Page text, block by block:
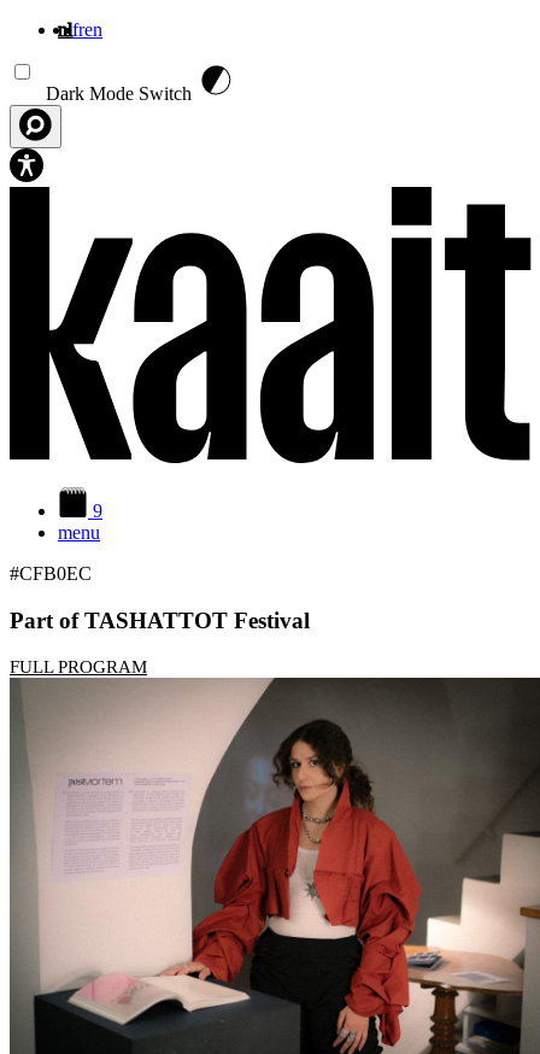
nlfren
Dark Mode Switch
9
menu
#CFB0EC
Part of TASHATTOT Festival
FULL PROGRAM